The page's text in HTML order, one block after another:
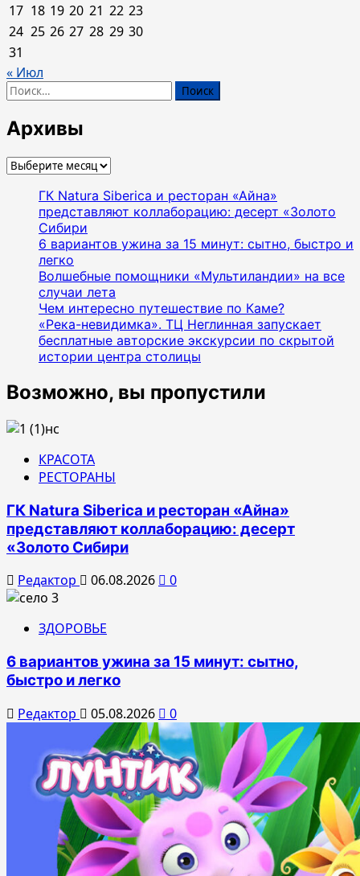
17 18 19 20 21 22 23
24 25 26 27 28 29 30
31
« Июл
Найти:
Архивы
Архивы
ГК Natura Siberica и ресторан «Айна»
представляют коллаборацию: десерт «Золото
Сибири
6 вариантов ужина за 15 минут: сытно, быстро и
легко
Волшебные помощники «Мультиландии» на все
случаи лета
Чем интересно путешествие по Каме?
«Река-невидимка». ТЦ Неглинная запускает
бесплатные авторские экскурсии по скрытой
истории центра столицы
Возможно, вы пропустили
КРАСОТА
РЕСТОРАНЫ
ГК Natura Siberica и ресторан «Айна»
представляют коллаборацию: десерт
«Золото Сибири
Редактор 06.08.2026 0
ЗДОРОВЬЕ
6 вариантов ужина за 15 минут: сытно,
быстро и легко
Редактор 05.08.2026 0